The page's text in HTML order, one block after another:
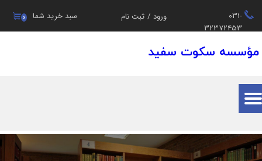
031-
32372453
۰ سبد خرید شما ورود / ثبت نام
حساب کاربری من
تغییر گذر واژه
سفارشات
خروج از حساب کاربری
مؤسسه سکوت سفید